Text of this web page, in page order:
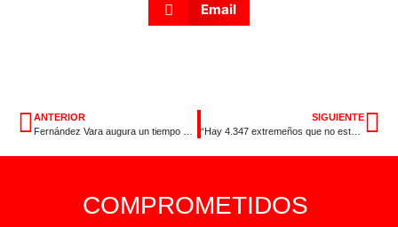
Email
ANTERIOR
SIGUIENTE
COMPROMETIDOS